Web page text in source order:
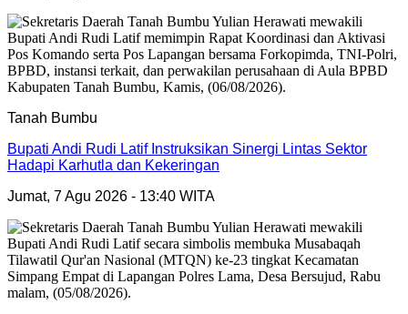
Tanah Bumbu
Bupati Andi Rudi Latif Instruksikan Sinergi Lintas Sektor
Hadapi Karhutla dan Kekeringan
Jumat, 7 Agu 2026 - 13:40 WITA